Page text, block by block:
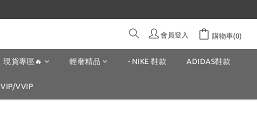
會員登入 購物車(0)
現貨專區🔥 輕奢精品 - NIKE 鞋款 ADIDAS鞋款
VIP/VVIP